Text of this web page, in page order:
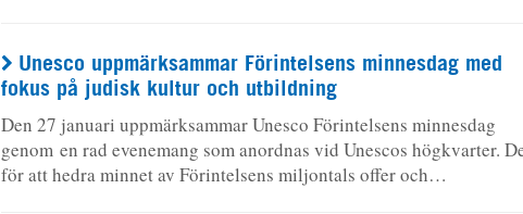
Unesco uppmärksammar Förintelsens minnesdag med
fokus på judisk kultur och utbildning
Den 27 januari uppmärksammar Unesco Förintelsens minnesdag
genom en rad evenemang som anordnas vid Unescos högkvarter.
för att hedra minnet av Förintelsens miljontals offer och…